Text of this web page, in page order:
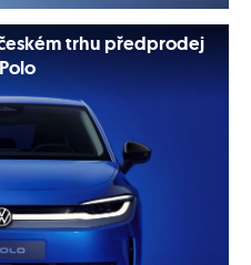
trhu předprodej